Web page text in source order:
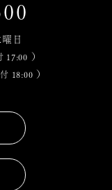
日
17:00 ）
18:00 ）